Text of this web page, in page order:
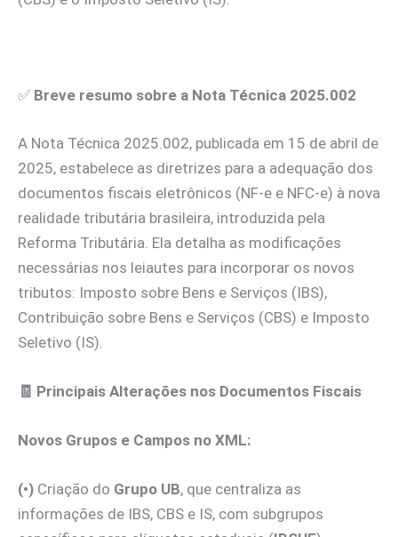
✅ Breve resumo sobre a Nota Técnica 2025.002
A Nota Técnica 2025.002, publicada em 15 de abril de
2025, estabelece as diretrizes para a adequação dos
documentos fiscais eletrônicos (NF-e e NFC-e) à nova
realidade tributária brasileira, introduzida pela
Reforma Tributária. Ela detalha as modificações
necessárias nos leiautes para incorporar os novos
tributos: Imposto sobre Bens e Serviços (IBS),
Contribuição sobre Bens e Serviços (CBS) e Imposto
Seletivo (IS).
🧾 Principais Alterações nos Documentos Fiscais
Novos Grupos e Campos no XML:
(•) Criação do Grupo UB, que centraliza as
informações de IBS, CBS e IS, com subgrupos